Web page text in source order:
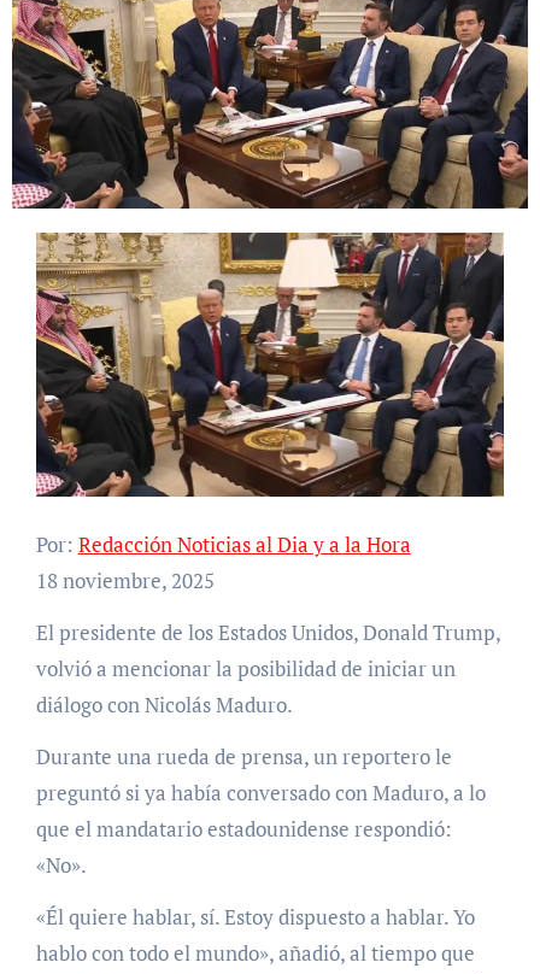
Por: Redacción Noticias al Dia y a la Hora
18 noviembre, 2025
El presidente de los Estados Unidos, Donald Trump,
volvió a mencionar la posibilidad de iniciar un
diálogo con Nicolás Maduro.
Durante una rueda de prensa, un reportero le
preguntó si ya había conversado con Maduro, a lo
que el mandatario estadounidense respondió:
«No».
«Él quiere hablar, sí. Estoy dispuesto a hablar. Yo
hablo con todo el mundo», añadió, al tiempo que